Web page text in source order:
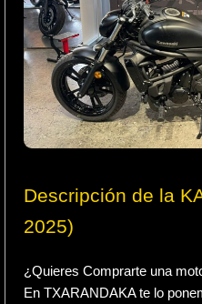
Descripción de la
2025)
¿Quieres Comprarte una
En TXARANDAKA te lo